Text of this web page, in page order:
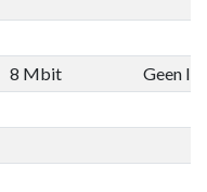
8 Mbit Geen